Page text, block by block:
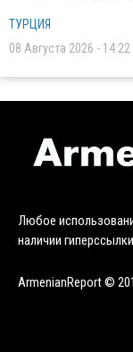
ТУРЦИЯ
08 Августа 2026 - 14:22
Любое
наличии
ArmenianReport ©